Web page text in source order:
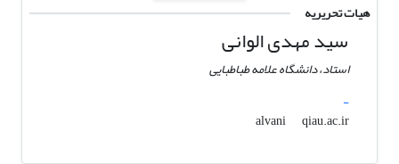
هیات تحریریه
سید مهدی الوانی
استاد، دانشگاه علامه طباطبایی
-
alvani
qiau.ac.ir